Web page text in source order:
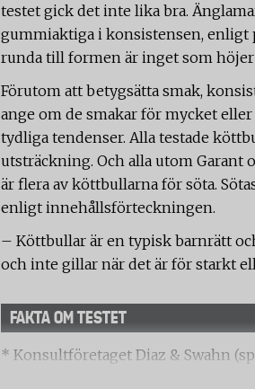
testet gick det inte lika bra.
gummiaktiga i konsistensen, enligt
runda till formen är inget som
Förutom att betygsätta smak,
ange om de smakar för mycket
tydliga tendenser. Alla testade
utsträckning. Och alla utom
är flera av köttbullarna för söta.
enligt innehållsförteckningen.
– Köttbullar är en typisk barnrätt
och inte gillar när det är för starkt
FAKTA OM TESTET
* Konsultföretaget Diaz & Swahn
uppdrag genomfört ett sensoriskt